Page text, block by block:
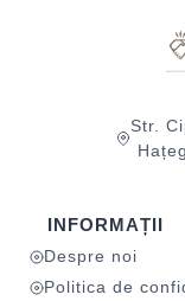
Str.
INFORMAȚII
Despre noi
Politica de